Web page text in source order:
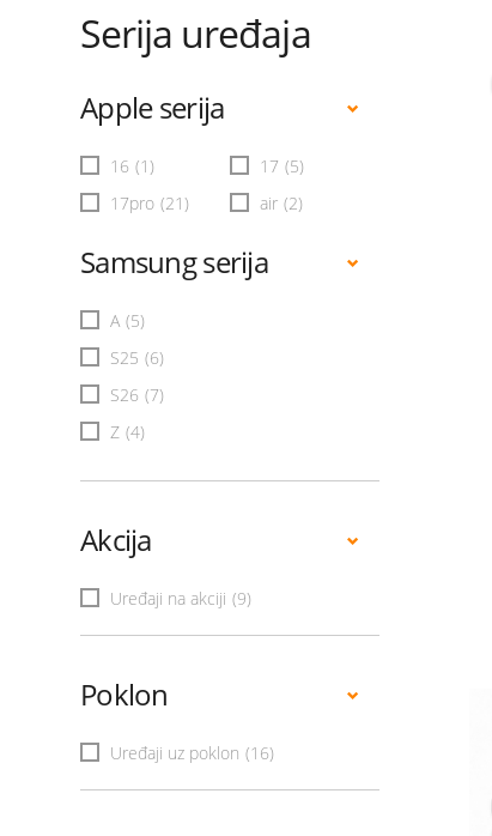
Serija uređaja
Apple serija
16 (1) 17 (5)
17pro (21) air (2)
Samsung serija
A (5)
S25 (6)
S26 (7)
Z (4)
Akcija
Uređaji na akciji (9)
Poklon
Uređaji uz poklon (16)